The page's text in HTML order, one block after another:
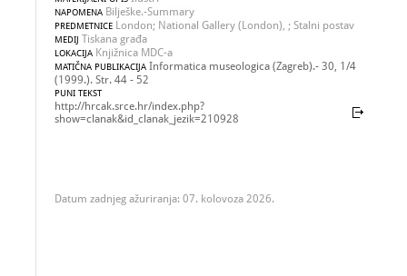
NAPOMENA Bilješke.-Summary
PREDMETNICE London; National Gallery (London), ; Stalni postav
MEDIJ Tiskana građa
LOKACIJA Knjižnica MDC-a
MATIČNA PUBLIKACIJA Informatica museologica (Zagreb).- 30, 1/4
(1999.). Str. 44 - 52
PUNI TEKST
http://hrcak.srce.hr/index.php?
show=clanak&id_clanak_jezik=210928
Datum zadnjeg ažuriranja: 07. kolovoza 2026.